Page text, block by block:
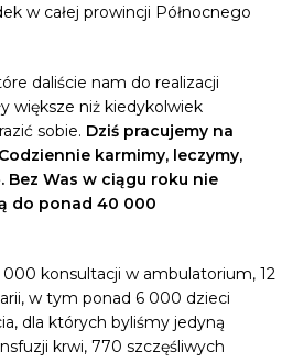
w całej prowincji Północnego
daliście nam do realizacji
większe niż kiedykolwiek
sobie. Dziś pracujemy na
karmimy, leczymy,
Bez Was w ciągu roku nie
do ponad 40 000
000 konsultacji w ambulatorium, 12
w tym ponad 6 000 dzieci
dla których byliśmy jedyną
krwi, 770 szczęśliwych